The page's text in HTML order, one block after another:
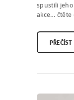
spustili
akce… čtěte